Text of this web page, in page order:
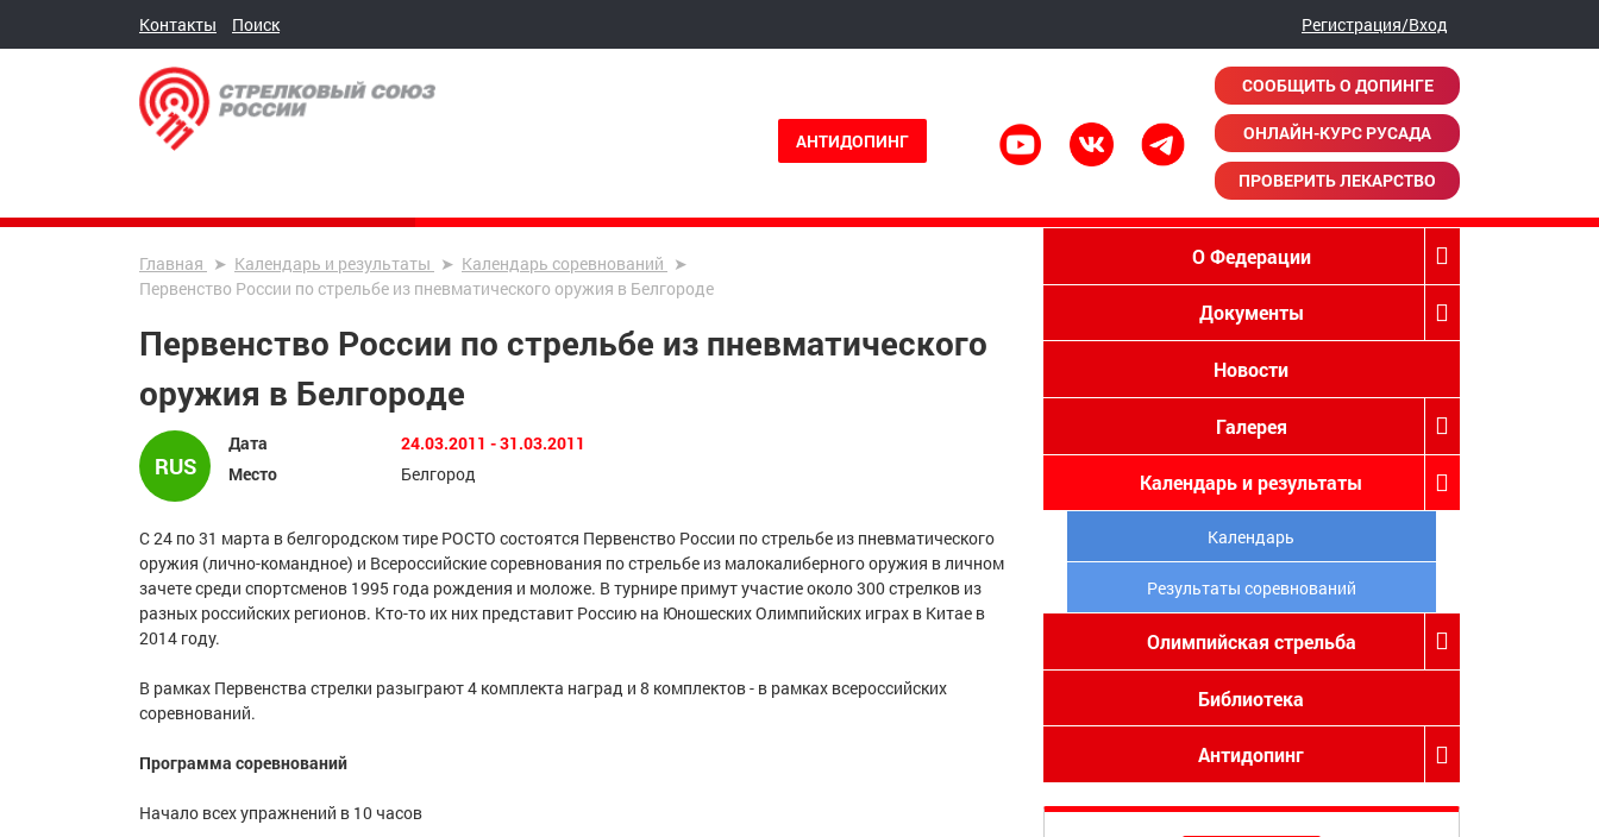
Контакты Поиск Регистрация/Вход
АНТИДОПИНГ
СООБЩИТЬ О ДОПИНГЕ
ОНЛАЙН-КУРС РУСАДА
ПРОВЕРИТЬ ЛЕКАРСТВО
Главная Календарь и результаты
Календарь соревнований
Первенство России по стрельбе из пневматического оружия в Белгороде
Первенство России по стрельбе из пневматического
оружия в Белгороде
RUS
Дата
24.03.2011 - 31.03.2011
Место
Белгород
С 24 по 31 марта в белгородском тире РОСТО состоятся Первенство России по стрельбе из пневматического
оружия (лично-командное) и Всероссийские соревнования по стрельбе из малокалиберного оружия в личном
зачете среди спортсменов 1995 года рождения и моложе. В турнире примут участие около 300 стрелков из
разных российских регионов. Кто-то их них представит Россию на Юношеских Олимпийских играх в Китае в
2014 году.
В рамках Первенства стрелки разыграют 4 комплекта наград и 8 комплектов - в рамках всероссийских
соревнований.
Программа соревнований
Начало всех упражнений в 10 часов
О Федерации
Документы
Новости
Галерея
Календарь и результаты
Календарь
Результаты соревнований
Олимпийская стрельба
Библиотека
Антидопинг